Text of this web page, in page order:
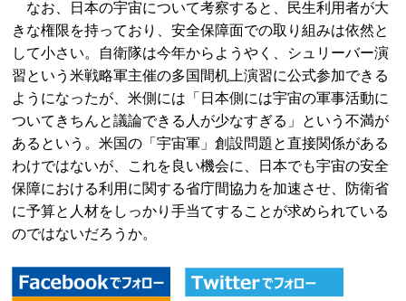
なお、日本の宇宙について考察すると、民生利用者が大
きな権限を持っており、安全保障面での取り組みは依然と
して小さい。自衛隊は今年からようやく、シュリーバー演
習という米戦略軍主催の多国間机上演習に公式参加できる
ようになったが、米側には「日本側には宇宙の軍事活動に
ついてきちんと議論できる人が少なすぎる」という不満が
あるという。米国の「宇宙軍」創設問題と直接関係がある
わけではないが、これを良い機会に、日本でも宇宙の安全
保障における利用に関する省庁間協力を加速させ、防衛省
に予算と人材をしっかり手当てすることが求められている
のではないだろうか。